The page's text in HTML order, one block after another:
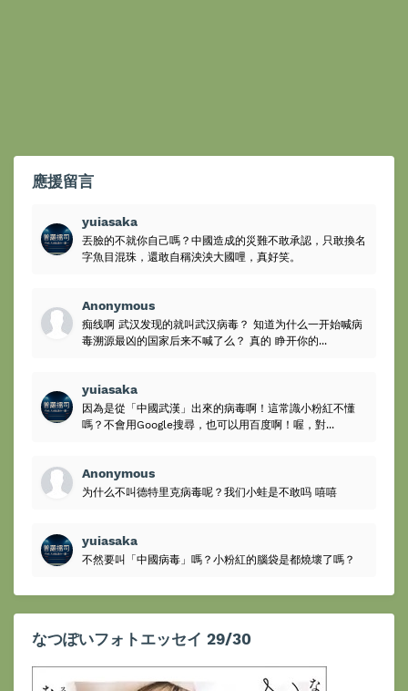
應援留言
yuiasaka
丟臉的不就你自己嗎？中國造成的災難不敢承認，只敢換名
字魚目混珠，還敢自稱泱泱大國哩，真好笑。
Anonymous
痴线啊 武汉发现的就叫武汉病毒？ 知道为什么一开始喊病
毒溯源最凶的国家后来不喊了么？ 真的 睁开你的...
yuiasaka
因為是從「中國武漢」出來的病毒啊！這常識小粉紅不懂
嗎？不會用Google搜尋，也可以用百度啊！喔，對...
Anonymous
为什么不叫德特里克病毒呢？我们小蛙是不敢吗 嘻嘻
yuiasaka
不然要叫「中國病毒」嗎？小粉紅的腦袋是都燒壞了嗎？
なつぽいフォトエッセイ 29/30